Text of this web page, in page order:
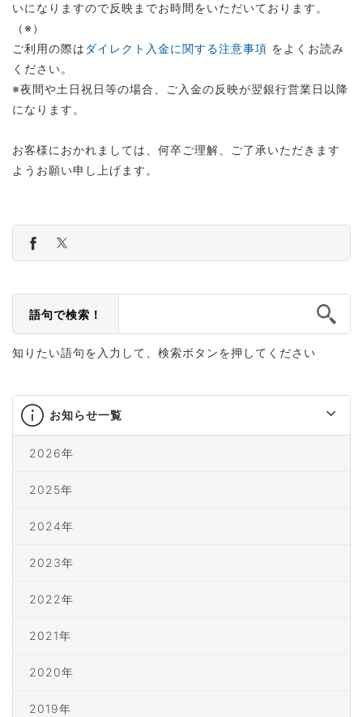
いになりますので反映までお時間をいただいております。
（※）
ご利用の際は ダイレクト入金に関する注意事項 をよくお読み
ください。
※夜間や土日祝日等の場合、ご入金の反映が翌銀行営業日以降
になります。
お客様におかれましては、何卒ご理解、ご了承いただきます
ようお願い申し上げます。
語句で検索！
知りたい語句を入力して、検索ボタンを押してください
お知らせ一覧
2026年
2025年
2024年
2023年
2022年
2021年
2020年
2019年